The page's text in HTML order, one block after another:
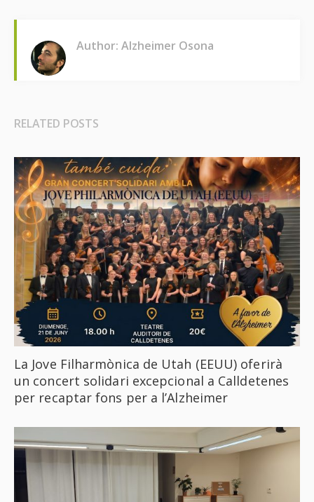
Author: Alzheimer Osona
RELATED POSTS
La Jove Filharmònica de Utah (EEUU) oferirà
un concert solidari excepcional a Calldetenes
per recaptar fons per a l’Alzheimer